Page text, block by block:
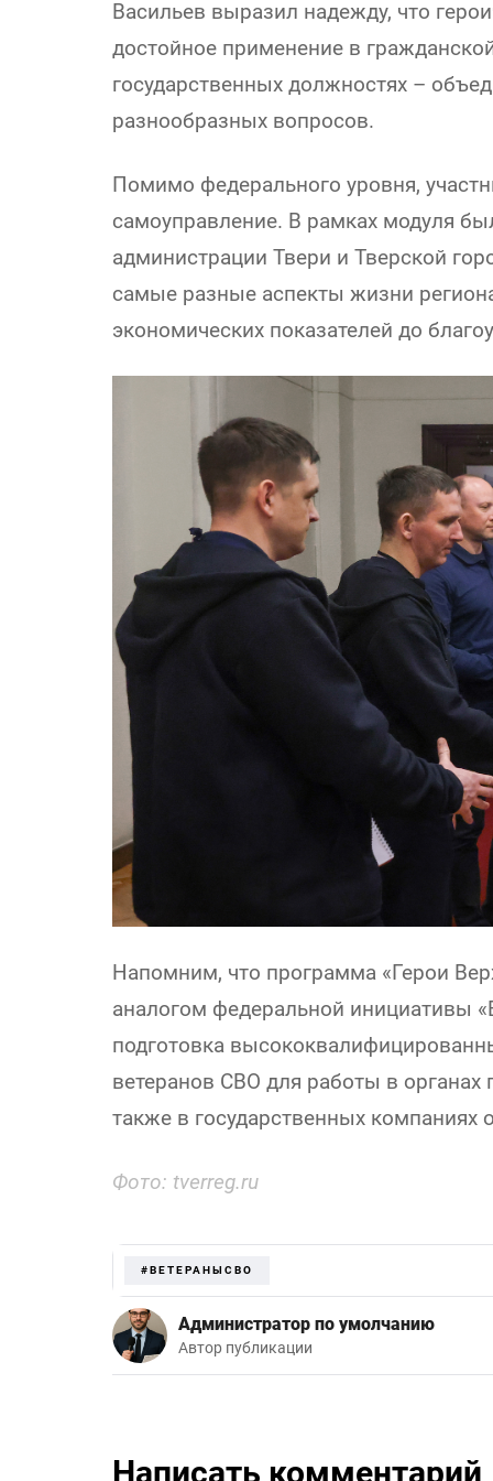
Васильев выразил надежду, что
достойное применение в
государственных должностях –
разнообразных вопросов.
Помимо федерального уровня,
самоуправление. В рамках модуля
администрации Твери и Тверской
самые разные аспекты жизни
экономических показателей до
Напомним, что программа «Герои
аналогом федеральной инициативы
подготовка
ветеранов СВО для работы в органах
также в государственных компаниях
Фото: tverreg.ru
#ВЕТЕРАНЫСВО
Администратор по умолчанию
Автор публикации
Написать комментарий